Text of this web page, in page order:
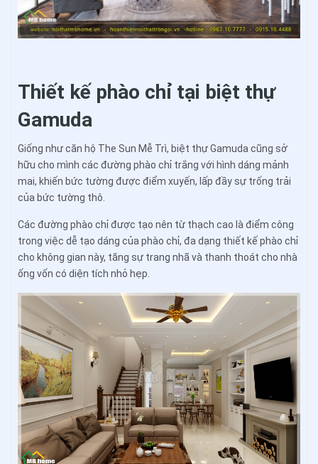
Thiết kế phào chỉ tại biệt thự
Gamuda
Giống như căn hộ The Sun Mễ Trì, biệt thự Gamuda cũng sở
hữu cho mình các đường phào chỉ trắng với hình dáng mảnh
mai, khiến bức tường được điểm xuyến, lấp đầy sự trống trải
của bức tường thô.
Các đường phào chỉ được tạo nên từ thạch cao là điểm công
trong việc dễ tạo dáng của phào chỉ, đa dạng thiết kế phào chỉ
cho không gian này, tăng sự trang nhã và thanh thoát cho nhà
ống vốn có diện tích nhỏ hẹp.